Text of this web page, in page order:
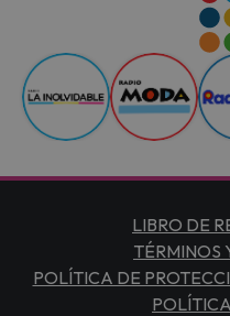
LIBRO DE
TÉRMINOS
POLÍTICA DE